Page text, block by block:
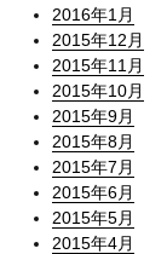
2016年1月
2015年12月
2015年11月
2015年10月
2015年9月
2015年8月
2015年7月
2015年6月
2015年5月
2015年4月